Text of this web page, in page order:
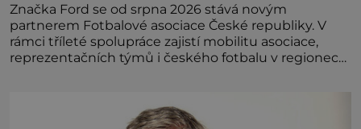
Značka Ford se od srpna 2026 stává novým
partnerem Fotbalové asociace České republiky. V
rámci tříleté spolupráce zajistí mobilitu asociace,
reprezentačních týmů i českého fotbalu v regionech.